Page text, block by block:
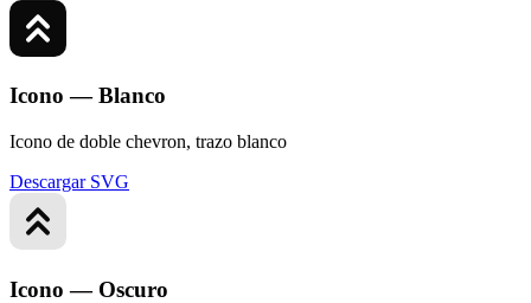
Icono — Blanco
Icono de doble chevron, trazo blanco
Descargar SVG
Icono — Oscuro